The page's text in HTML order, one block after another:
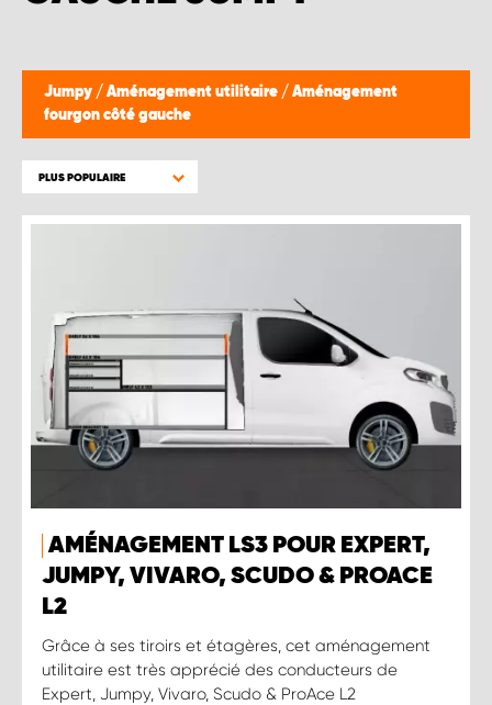
Jumpy / Aménagement utilitaire / Aménagement
fourgon côté gauche
PLUS POPULAIRE
AMÉNAGEMENT LS3 POUR EXPERT,
JUMPY, VIVARO, SCUDO & PROACE
L2
Grâce à ses tiroirs et étagères, cet aménagement
utilitaire est très apprécié des conducteurs de
Expert, Jumpy, Vivaro, Scudo & ProAce L2
WORK SYSTEM BRUXELLES
WORK SYSTEM LIMBURG-KEMPEN
WORK SYSTEM WEST BY PRO-VAN